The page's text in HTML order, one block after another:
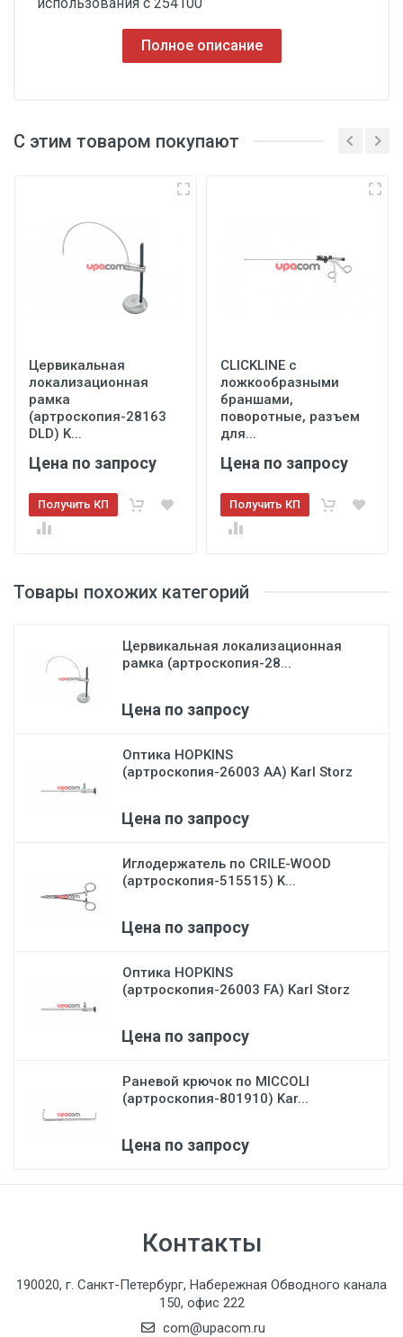
Товары похожих категорий
Цервикальная локализационная
рамка (артроскопия-28...
Цена по запросу
Оптика HOPKINS
(артроскопия-26003 АА) Karl Storz
Цена по запросу
Иглодержатель по CRILE-WOOD
(артроскопия-515515) K...
Цена по запросу
Оптика HOPKINS
(артроскопия-26003 FA) Karl Storz
Цена по запросу
Раневой крючок по MICCOLI
(артроскопия-801910) Kar...
Цена по запросу
Полное описание
С этим товаром покупают
Цервикальная
локализационная
рамка
(артроскопия-28163
DLD) K...
Цена по запросу
Получить КП
CLICKLINE с
ложкообразными
браншами,
поворотные, разъем
для...
Цена по запросу
Получить КП
Контакты
190020, г. Санкт-Петербург, Набережная Обводного канала
150, офис 222
com@upacom.ru